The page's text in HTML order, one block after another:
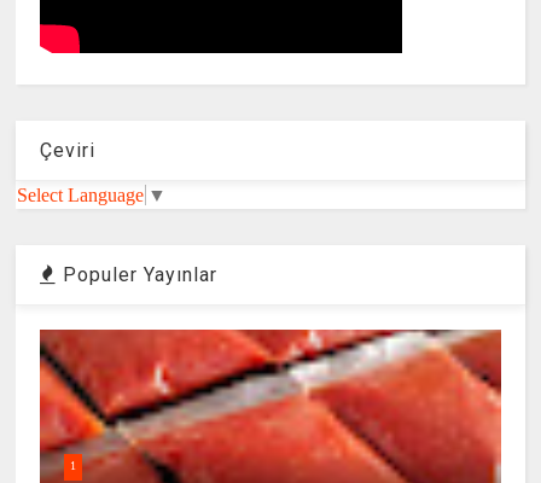
Çeviri
Select Language ▼
Populer Yayınlar
1